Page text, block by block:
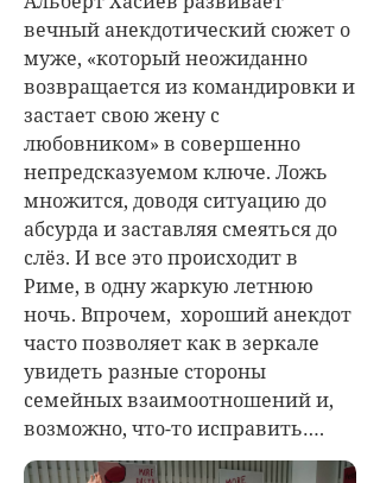
вечный анекдотический сюжет о
муже, «который неожиданно
возвращается из командировки и
застает свою жену с
любовником» в совершенно
непредсказуемом ключе. Ложь
множится, доводя ситуацию до
абсурда и заставляя смеяться до
слёз. И все это происходит в
Риме, в одну жаркую летнюю
ночь. Впрочем, хороший анекдот
часто позволяет как в зеркале
увидеть разные стороны
семейных взаимоотношений и,
возможно, что-то исправить….